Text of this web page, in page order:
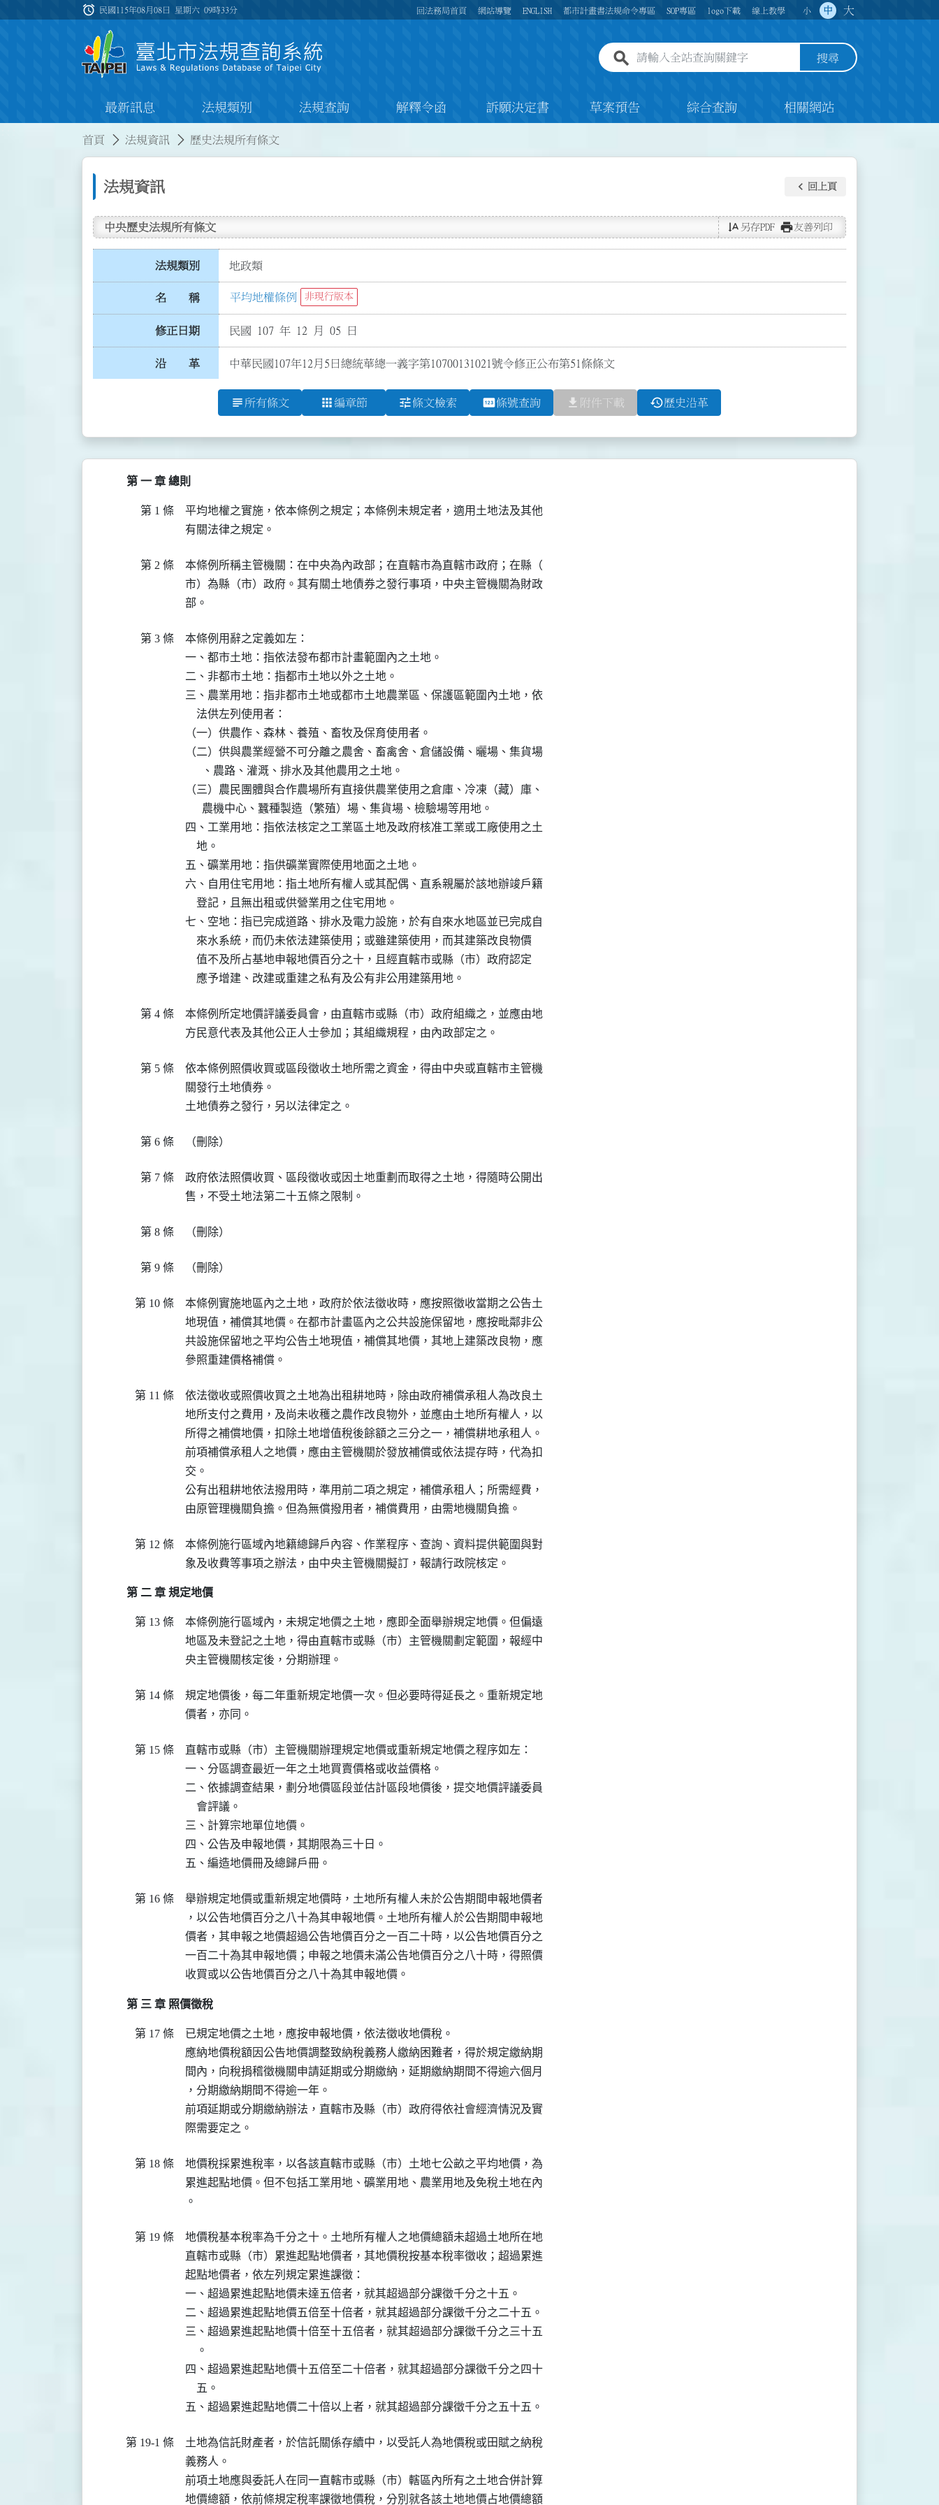
:::
alarm 民國115年08月08日 星期六09時33分 回法務局首頁 網站導覽 ENGLISH 都市計畫書法規命令專區 SOP專區 logo下載 線上教學 小 中 大
全站查詢關鍵字欄位 搜尋
最新訊息 法規類別 法規查詢 解釋令函 訴願決定書 草案預告 綜合查詢 相關網站
首頁 法規資訊 歷史法規所有條文
法規資訊 keyboard_arrow_left 回上頁
中央歷史法規所有條文 text_rotate_vertical 另存PDF print友善列印
法規類別 地政類
名 稱 平均地權條例 非現行版本
修正日期 民國 107 年 12 月 05 日
沿 革 中華民國107年12月5日總統華總一義字第10700131021號令修正公布第51條條文
subject 所有條文 apps 編章節 tune條文檢索 pin條號查詢 file_download 附件下載 history歷史沿革
第 一 章 總則
第 1 條
平均地權之實施，依本條例之規定；本條例未規定者，適用土地法及其他
有關法律之規定。
第 2 條
本條例所稱主管機關：在中央為內政部；在直轄市為直轄市政府；在縣（
市）為縣（市）政府。其有關土地債券之發行事項，中央主管機關為財政
部。
第 3 條
本條例用辭之定義如左：
一、都市土地：指依法發布都市計畫範圍內之土地。
二、非都市土地：指都市土地以外之土地。
三、農業用地：指非都市土地或都市土地農業區、保護區範圍內土地，依
    法供左列使用者：
（一）供農作、森林、養殖、畜牧及保育使用者。
（二）供與農業經營不可分離之農舍、畜禽舍、倉儲設備、曬場、集貨場
      、農路、灌溉、排水及其他農用之土地。
（三）農民團體與合作農場所有直接供農業使用之倉庫、冷凍（藏）庫、
      農機中心、蠶種製造（繁殖）場、集貨場、檢驗場等用地。
四、工業用地：指依法核定之工業區土地及政府核准工業或工廠使用之土
    地。
五、礦業用地：指供礦業實際使用地面之土地。
六、自用住宅用地：指土地所有權人或其配偶、直系親屬於該地辦竣戶籍
    登記，且無出租或供營業用之住宅用地。
七、空地：指已完成道路、排水及電力設施，於有自來水地區並已完成自
    來水系統，而仍未依法建築使用；或雖建築使用，而其建築改良物價
    值不及所占基地申報地價百分之十，且經直轄市或縣（市）政府認定
    應予增建、改建或重建之私有及公有非公用建築用地。
第 4 條
本條例所定地價評議委員會，由直轄市或縣（市）政府組織之，並應由地
方民意代表及其他公正人士參加；其組織規程，由內政部定之。
第 5 條
依本條例照價收買或區段徵收土地所需之資金，得由中央或直轄市主管機
關發行土地債券。
土地債券之發行，另以法律定之。
第 6 條 （刪除）
第 7 條
政府依法照價收買、區段徵收或因土地重劃而取得之土地，得隨時公開出
售，不受土地法第二十五條之限制。
第 8 條 （刪除）
第 9 條 （刪除）
第 10 條
本條例實施地區內之土地，政府於依法徵收時，應按照徵收當期之公告土
地現值，補償其地價。在都市計畫區內之公共設施保留地，應按毗鄰非公
共設施保留地之平均公告土地現值，補償其地價，其地上建築改良物，應
參照重建價格補償。
第 11 條
依法徵收或照價收買之土地為出租耕地時，除由政府補償承租人為改良土
地所支付之費用，及尚未收穫之農作改良物外，並應由土地所有權人，以
所得之補償地價，扣除土地增值稅後餘額之三分之一，補償耕地承租人。
前項補償承租人之地價，應由主管機關於發放補償或依法提存時，代為扣
交。
公有出租耕地依法撥用時，準用前二項之規定，補償承租人；所需經費，
由原管理機關負擔。但為無償撥用者，補償費用，由需地機關負擔。
第 12 條
本條例施行區域內地籍總歸戶內容、作業程序、查詢、資料提供範圍與對
象及收費等事項之辦法，由中央主管機關擬訂，報請行政院核定。
第 二 章 規定地價
第 13 條
本條例施行區域內，未規定地價之土地，應即全面舉辦規定地價。但偏遠
地區及未登記之土地，得由直轄市或縣（市）主管機關劃定範圍，報經中
央主管機關核定後，分期辦理。
第 14 條
規定地價後，每二年重新規定地價一次。但必要時得延長之。重新規定地
價者，亦同。
第 15 條
直轄市或縣（市）主管機關辦理規定地價或重新規定地價之程序如左：
一、分區調查最近一年之土地買賣價格或收益價格。
二、依據調查結果，劃分地價區段並估計區段地價後，提交地價評議委員
    會評議。
三、計算宗地單位地價。
四、公告及申報地價，其期限為三十日。
五、編造地價冊及總歸戶冊。
第 16 條
舉辦規定地價或重新規定地價時，土地所有權人未於公告期間申報地價者
，以公告地價百分之八十為其申報地價。土地所有權人於公告期間申報地
價者，其申報之地價超過公告地價百分之一百二十時，以公告地價百分之
一百二十為其申報地價；申報之地價未滿公告地價百分之八十時，得照價
收買或以公告地價百分之八十為其申報地價。
第 三 章 照價徵稅
第 17 條
已規定地價之土地，應按申報地價，依法徵收地價稅。
應納地價稅額因公告地價調整致納稅義務人繳納困難者，得於規定繳納期
間內，向稅捐稽徵機關申請延期或分期繳納，延期繳納期間不得逾六個月
，分期繳納期間不得逾一年。
前項延期或分期繳納辦法，直轄市及縣（市）政府得依社會經濟情況及實
際需要定之。
第 18 條
地價稅採累進稅率，以各該直轄市或縣（市）土地七公畝之平均地價，為
累進起點地價。但不包括工業用地、礦業用地、農業用地及免稅土地在內
。
第 19 條
地價稅基本稅率為千分之十。土地所有權人之地價總額未超過土地所在地
直轄市或縣（市）累進起點地價者，其地價稅按基本稅率徵收；超過累進
起點地價者，依左列規定累進課徵：
一、超過累進起點地價未達五倍者，就其超過部分課徵千分之十五。
二、超過累進起點地價五倍至十倍者，就其超過部分課徵千分之二十五。
三、超過累進起點地價十倍至十五倍者，就其超過部分課徵千分之三十五
    。
四、超過累進起點地價十五倍至二十倍者，就其超過部分課徵千分之四十
    五。
五、超過累進起點地價二十倍以上者，就其超過部分課徵千分之五十五。
第 19-1 條
土地為信託財產者，於信託關係存續中，以受託人為地價稅或田賦之納稅
義務人。
前項土地應與委託人在同一直轄市或縣（市）轄區內所有之土地合併計算
地價總額，依前條規定稅率課徵地價稅，分別就各該土地地價占地價總額